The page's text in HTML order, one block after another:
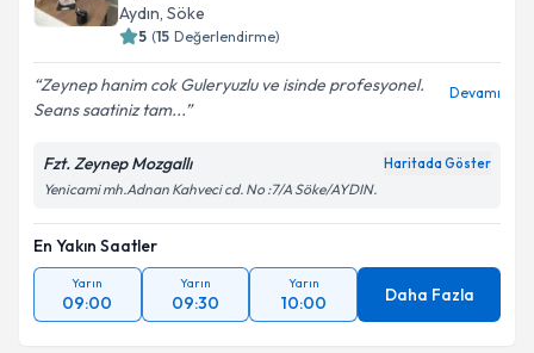
Aydın, Söke
5 (15 Değerlendirme)
Zeynep hanim cok Guleryuzlu ve isinde profesyonel.
Seans saatiniz tam...
Devamı
Fzt. Zeynep Mozgallı Haritada Göster
Yenicami mh.Adnan Kahveci cd. No :7/A Söke/AYDIN.
En Yakın Saatler
Yarın
09:00
Yarın
09:30
Yarın
10:00 Daha Fazla